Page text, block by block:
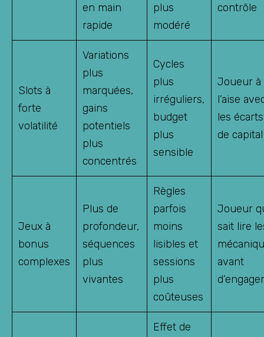
en main
rapide
plus
modéré
contrôle
Slots à
forte
volatilité
Variations
plus
marquées,
gains
potentiels
plus
concentrés
Cycles
plus
irréguliers,
budget
plus
sensible
Joueur à
l’aise
les écarts
de capital
Jeux à
bonus
complexes
Plus de
profondeur,
séquences
plus
vivantes
Règles
parfois
moins
lisibles et
sessions
plus
coûteuses
Joueur
sait lire
avant
d’engager
Effet de